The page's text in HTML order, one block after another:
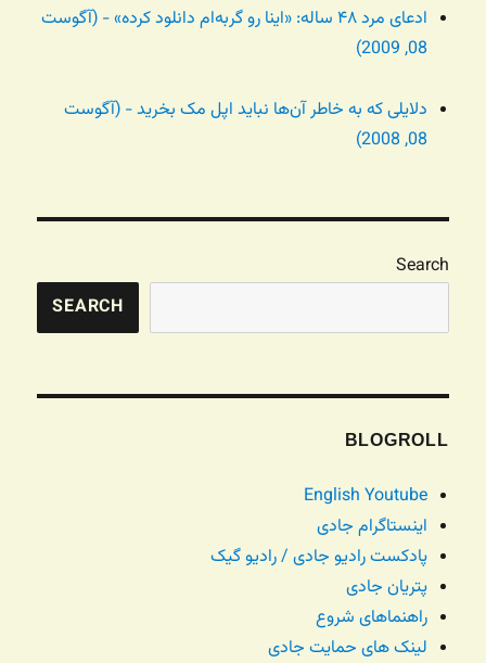
ادعای مرد ۴۸ ساله: «اینا رو گربه‌ام دانلود کرده» - (آگوست
08, 2009)
دلایلی که به خاطر آن‌ها نباید اپل مک بخرید - (آگوست
08, 2008)
Search
SEARCH
BLOGROLL
English Youtube
اینستاگرام جادی
پادکست رادیو جادی / رادیو گیک
پتریان جادی
راهنماهای شروع
لینک های حمایت جادی